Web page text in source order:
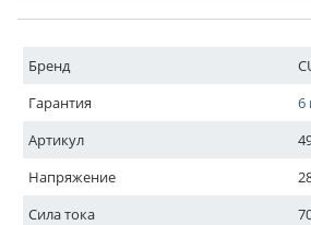
Бренд
Гарантия
6
Артикул
Напряжение
Сила тока